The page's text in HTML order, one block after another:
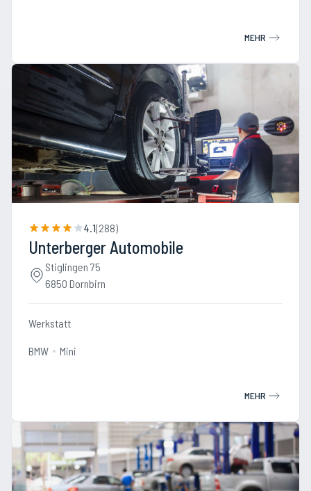
MEHR
4.1(288)
Unterberger Automobile
Stiglingen 75
6850 Dornbirn
Werkstatt
BMW Mini
MEHR